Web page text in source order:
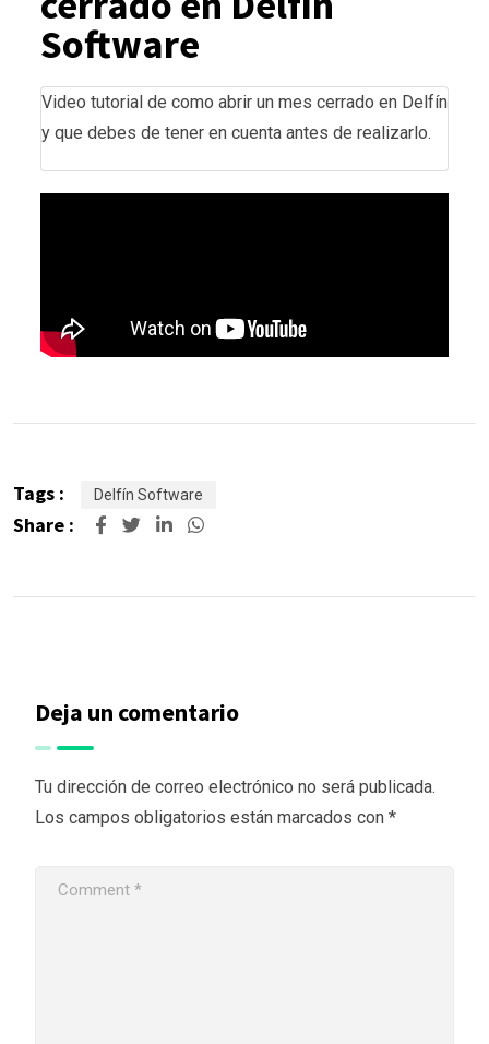
Software
Video tutorial de como abrir un mes cerrado en Delfín
y que debes de tener en cuenta antes de realizarlo.
Tags : Delfín Software
Share :
Deja un comentario
Tu dirección de correo electrónico no será publicada.
Los campos obligatorios están marcados con *